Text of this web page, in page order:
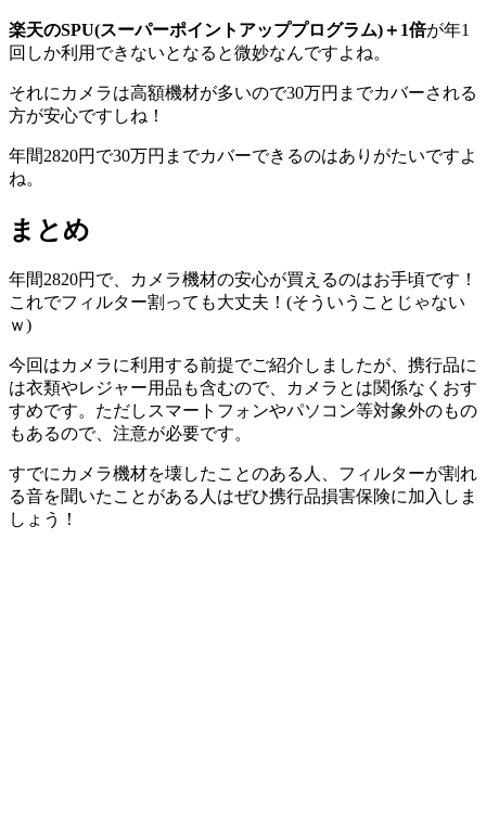
楽天のSPU(スーパーポイントアッププログラム)＋1倍が年1
回しか利用できないとなると微妙なんですよね。
それにカメラは高額機材が多いので30万円までカバーされる
方が安心ですしね！
年間2820円で30万円までカバーできるのはありがたいですよ
ね。
まとめ
年間2820円で、カメラ機材の安心が買えるのはお手頃です！
これでフィルター割っても大丈夫！(そういうことじゃない
ｗ)
今回はカメラに利用する前提でご紹介しましたが、携行品に
は衣類やレジャー用品も含むので、カメラとは関係なくおす
すめです。ただしスマートフォンやパソコン等対象外のもの
もあるので、注意が必要です。
すでにカメラ機材を壊したことのある人、フィルターが割れ
る音を聞いたことがある人はぜひ携行品損害保険に加入しま
しょう！